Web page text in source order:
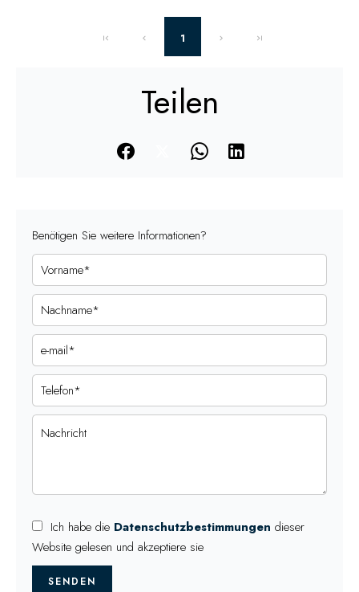
1
Teilen
Benötigen Sie weitere Informationen?
Ich habe die Datenschutzbestimmungen dieser
Website gelesen und akzeptiere sie
SENDEN